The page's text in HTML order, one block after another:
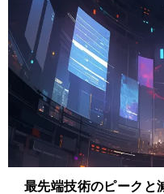
最先端技術のピークと